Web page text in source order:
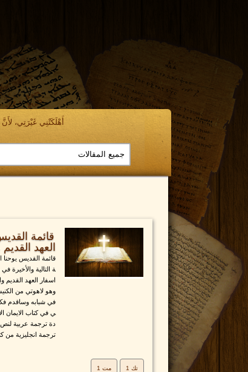
أَهْلَكَتْنِي غَيْرَتِي، لأَنَّ
قائمة
العهد القديم
قائمة القديس يوحنا
ة التالية والأخيرة
اسفار العهد القديم
وهو لاهوتي من
في شبابه وساقدم
ي في كتاب الايمان
دة ترجمة عربية لنص
ترجمة انجليزية من
تك 1 مت 1